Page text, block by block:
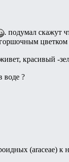
. подумал скажут
цветком
красивый -
воде ?
(araceae) к